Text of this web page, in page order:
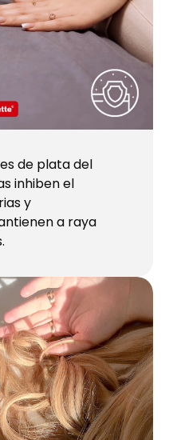
de plata del
inhiben el
y
a raya